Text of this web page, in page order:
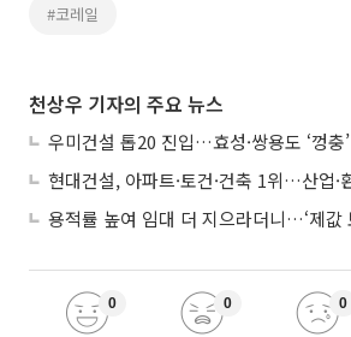
#코레일
천상우 기자의 주요 뉴스
우미건설 톱20 진입…효성·쌍용도 ‘껑충’
0 0 0